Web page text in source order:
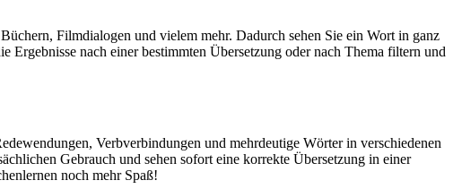
Filmdialogen und vielem mehr. Dadurch sehen Sie ein Wort in ganz
nach einer bestimmten Übersetzung oder nach Thema filtern und
Verbverbindungen und mehrdeutige Wörter in verschiedenen
Gebrauch und sehen sofort eine korrekte Übersetzung in einer
noch mehr Spaß!